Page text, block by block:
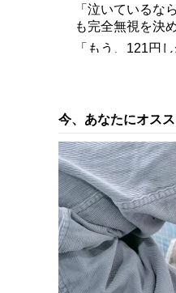
「泣いているな
も完全無視を決
「もう、121円
今、あなたにオスス